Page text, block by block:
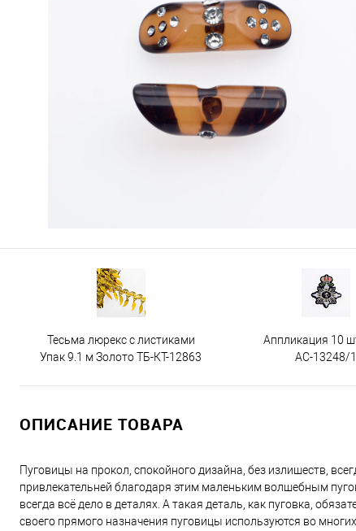
Тесьма люрекс с листиками
Упак 9.1 м Золото ТБ-КТ-12863
Аппликация 10
АС-13248/1
ОПИСАНИЕ ТОВАРА
Пуговицы на прокол, спокойного дизайна, без излишеств,
привлекательней благодаря этим маленьким волшебным
всегда всё дело в деталях. А такая деталь, как пуговка,
своего прямого назначения пуговицы используются во